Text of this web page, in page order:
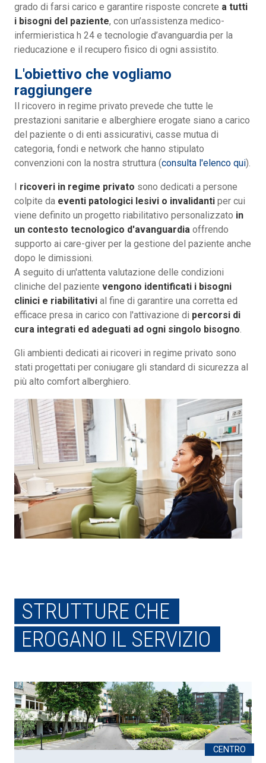
grado di farsi carico e garantire risposte concrete a tutti
i bisogni del paziente, con un’assistenza medico-
infermieristica h 24 e tecnologie d’avanguardia per la
rieducazione e il recupero fisico di ogni assistito.
L'obiettivo che vogliamo
raggiungere
Il ricovero in regime privato prevede che tutte le
prestazioni sanitarie e alberghiere erogate siano a carico
del paziente o di enti assicurativi, casse mutua di
categoria, fondi e network che hanno stipulato
convenzioni con la nostra struttura (consulta l'elenco qui).
ricoveri in regime privato sono dedicati a persone
colpite da eventi patologici lesivi o invalidanti per cui
viene definito un progetto riabilitativo personalizzato in
un contesto tecnologico d'avanguardia offrendo
supporto ai care-giver per la gestione del paziente anche
dopo le dimissioni.
A seguito di un'attenta valutazione delle condizioni
cliniche del paziente vengono identificati i bisogni
clinici e riabilitativi al fine di garantire una corretta ed
efficace presa in carico con l'attivazione di percorsi di
cura integrati ed adeguati ad ogni singolo bisogno.
Gli ambienti dedicati ai ricoveri in regime privato sono
stati progettati per coniugare gli standard di sicurezza al
più alto comfort alberghiero.
STRUTTURE CHE
EROGANO IL SERVIZIO